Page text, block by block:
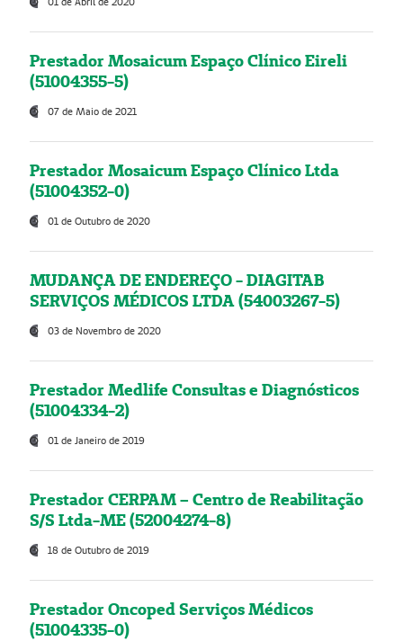
Prestador Mosaicum Espaço Clínico Eireli
(51004355-5)
07 de Maio de 2021
Prestador Mosaicum Espaço Clínico Ltda
(51004352-0)
01 de Outubro de 2020
MUDANÇA DE ENDEREÇO - DIAGITAB
SERVIÇOS MÉDICOS LTDA (54003267-5)
03 de Novembro de 2020
Prestador Medlife Consultas e Diagnósticos
(51004334-2)
01 de Janeiro de 2019
Prestador CERPAM – Centro de Reabilitação
S/S Ltda-ME (52004274-8)
18 de Outubro de 2019
Prestador Oncoped Serviços Médicos
(51004335-0)